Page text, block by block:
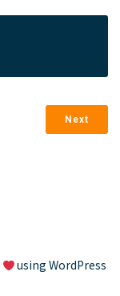
Next
using WordPress